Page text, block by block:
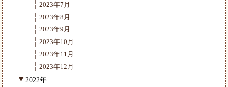
2023年7月
2023年8月
2023年9月
2023年10月
2023年11月
2023年12月
2022年